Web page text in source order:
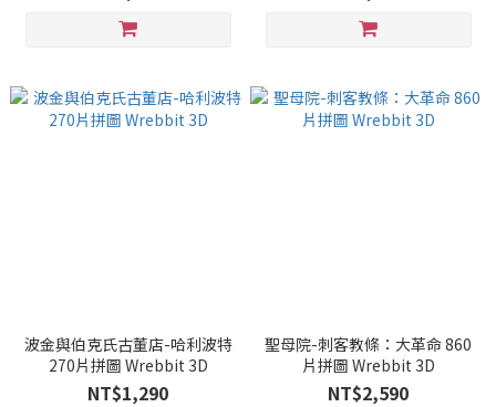
波金與伯克氏古董店-哈利波特
270片拼圖 Wrebbit 3D
NT$1,290
聖母院-刺客教條：大革命 860
片拼圖 Wrebbit 3D
NT$2,590